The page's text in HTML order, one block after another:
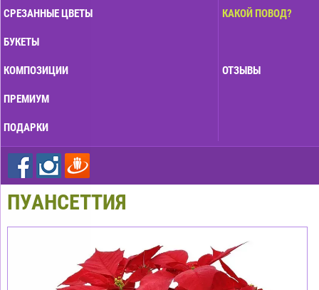
заказ?
СРЕЗАННЫЕ ЦВЕТЫ
БУКЕТЫ
КОМПОЗИЦИИ
ПРЕМИУМ
ПОДАРКИ
КАКОЙ ПОВОД?
ОТЗЫВЫ
ПУАНСЕТТИЯ